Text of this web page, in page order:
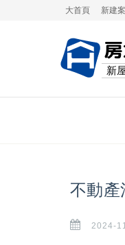
大首頁 新建案
新
不動產
2024-